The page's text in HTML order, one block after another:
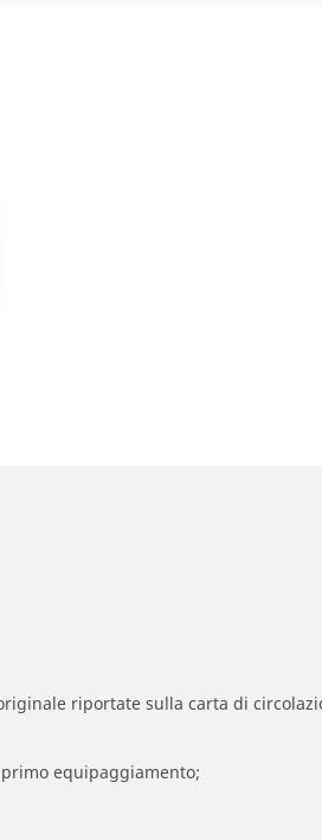
riportate sulla carta di
equipaggiamento;